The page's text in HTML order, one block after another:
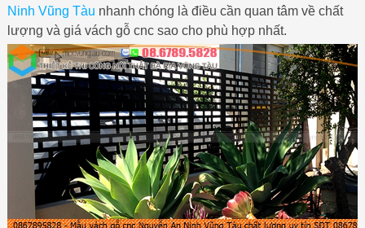
Ninh Vũng Tàu nhanh chóng là điều cần quan tâm về chất
lượng và giá vách gỗ cnc sao cho phù hợp nhất.